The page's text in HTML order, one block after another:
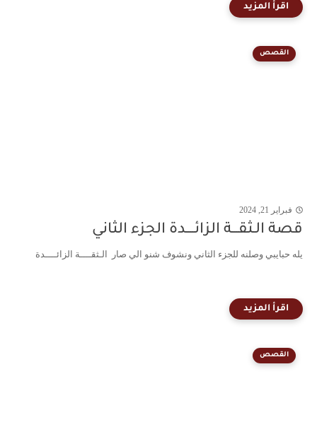
القصص
فبراير 21, 2024
قصة الـثقـــة الزائــــدة الجزء الثاني
يله حبايبي وصلنه للجزء الثاني ونشوف شنو الي صار الـثقــــة الزائــــدة
القصص